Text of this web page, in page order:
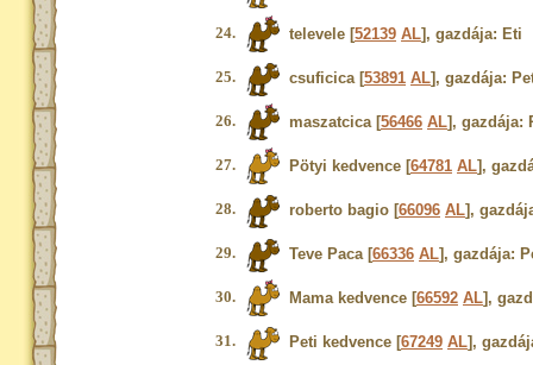
24. televele [52139 AL], gazdája: Eti
25. csuficica [53891 AL], gazdája:
26. maszatcica [56466 AL], gazdája:
27. Pötyi kedvence [64781 AL],
28. roberto bagio [66096 AL],
29. Teve Paca [66336 AL], gazdája:
30. Mama kedvence [66592 AL],
31. Peti kedvence [67249 AL],